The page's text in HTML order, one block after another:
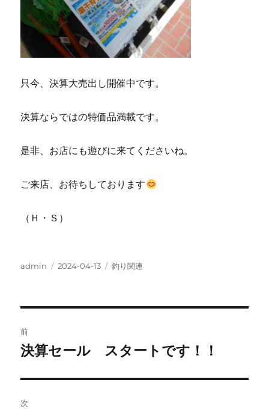
只今、決算大売出し開催中です。
決算ならではの特価品満載です。
是非、お店にも遊びに来てくださいね。
ご来店、お待ちしております
（Ｈ・Ｓ）
投
admin
投
2024-04-13
カ
釣り関連
稿
ビ
前
前
投
稿:
決算セール スタートです！！
次